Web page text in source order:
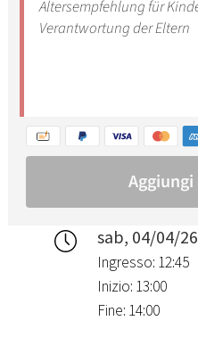
sab, 04/04/26
Ingresso: 12:45
Inizio: 13:00
Fine: 14:00